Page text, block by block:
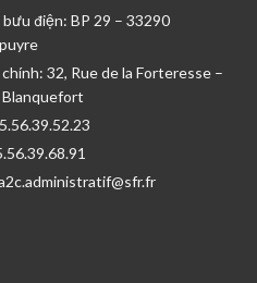
điện: BP 29 – 33290
32, Rue de la Forteresse –